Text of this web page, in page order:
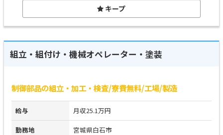
キープ
組立・組付け・機械オペレーター・塗装
制御部品の組立・加工・検査/寮費無料/工場/製造
給与 月収25.1万円
勤務地 宮城県白石市